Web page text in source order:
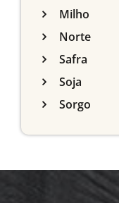
Milho
Norte
Safra
Soja
Sorgo